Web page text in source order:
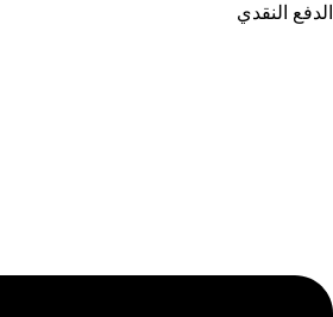
الدفع النقدي